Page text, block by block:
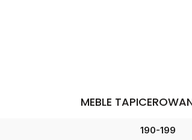
MEBLE
190-199